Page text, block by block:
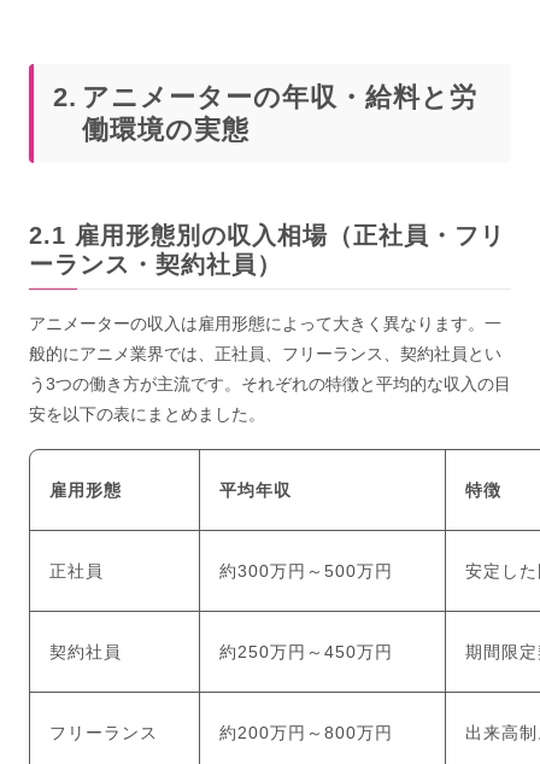
アニメーターの年収・給料と労
働環境の実態
雇用形態別の収入相場（正社員・フリ
ーランス・契約社員）
アニメーターの収入は雇用形態によって大きく異なります。一
般的にアニメ業界では、正社員、フリーランス、契約社員とい
う3つの働き方が主流です。それぞれの特徴と平均的な収入の目
安を以下の表にまとめました。
雇用形態 平均年収 特徴
正社員 約300万円～500万円 安定し
契約社員 約250万円～450万円 期間限
フリーランス 約200万円～800万円 出来高